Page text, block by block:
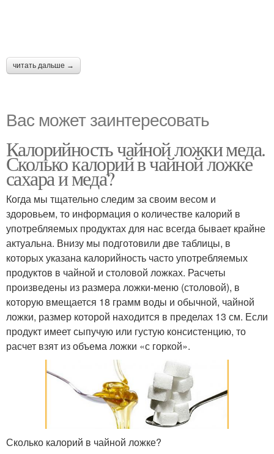
читать дальше →
Вас может заинтересовать
Калорийность чайной ложки меда.
Сколько калорий в чайной ложке
сахара и меда?
Когда мы тщательно следим за своим весом и
здоровьем, то информация о количестве калорий в
употребляемых продуктах для нас всегда бывает крайне
актуальна. Внизу мы подготовили две таблицы, в
которых указана калорийность часто употребляемых
продуктов в чайной и столовой ложках. Расчеты
произведены из размера ложки-меню (столовой), в
которую вмещается 18 грамм воды и обычной, чайной
ложки, размер которой находится в пределах 13 см. Если
продукт имеет сыпучую или густую консистенцию, то
расчет взят из объема ложки «с горкой».
Сколько калорий в чайной ложке?